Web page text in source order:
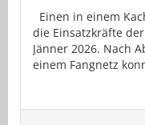
Einen in einem
die Einsatzkräfte
Jänner 2026. Nach
einem Fangnetz